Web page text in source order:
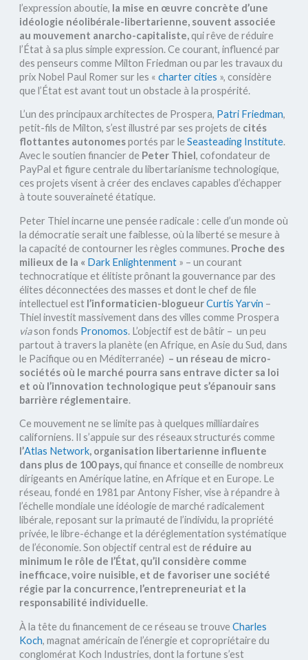
l’expression aboutie, la mise en œuvre concrète d’une
idéologie néolibérale-libertarienne, souvent associée
au mouvement anarcho-capitaliste,qui rêve de réduire
l’État à sa plus simple expression. Ce courant, influencé par
des penseurs comme Milton Friedman ou par les travaux du
prix Nobel Paul Romer sur les « charter cities », considère
que l’État est avant tout un obstacle à la prospérité.
L’un des principaux architectes de Prospera, Patri Friedman,
petit-fils de Milton, s’est illustré par ses projets de cités
flottantes autonomesportés par le Seasteading Institute.
Avec le soutien financier de Peter Thiel, cofondateur de
PayPal et figure centrale du libertarianisme technologique,
ces projets visent à créer des enclaves capables d’échapper
à toute souveraineté étatique.
Peter Thiel incarne une pensée radicale : celle d’un monde où
la démocratie serait une faiblesse, où la liberté se mesure à
la capacité de contourner les règles communes. Proche des
milieux de la « Dark Enlightenment » – un courant
technocratique et élitiste prônant la gouvernance par des
élites déconnectées des masses et dont le chef de file
intellectuel est l’informaticien-blogueurCurtis Yarvin –
Thiel investit massivement dans des villes comme Prospera
viason fonds Pronomos. L’objectif est de bâtir – un peu
partout à travers la planète (en Afrique, en Asie du Sud, dans
le Pacifique ou en Méditerranée) – un réseau de micro-
sociétés où le marché pourra sans entrave dicter sa loi
et où l’innovation technologique peut s’épanouir sans
barrière réglementaire.
Ce mouvement ne se limite pas à quelques milliardaires
californiens. Il s’appuie sur des réseaux structurés comme
l’Atlas Network, organisation libertarienne influente
dans plus de 100 pays,qui finance et conseille de nombreux
dirigeants en Amérique latine, en Afrique et en Europe. Le
réseau, fondé en 1981 par Antony Fisher, vise à répandre à
l’échelle mondiale une idéologie de marché radicalement
libérale, reposant sur la primauté de l’individu, la propriété
privée, le libre-échange et la déréglementation systématique
de l’économie. Son objectif central est de réduire au
minimum le rôle de l’État, qu’il considère comme
inefficace, voire nuisible, et de favoriser une société
régie par la concurrence, l’entrepreneuriat et la
responsabilité individuelle.
À la tête du financement de ce réseau se trouve Charles
Koch, magnat américain de l’énergie et copropriétaire du
conglomérat Koch Industries, dont la fortune s’est